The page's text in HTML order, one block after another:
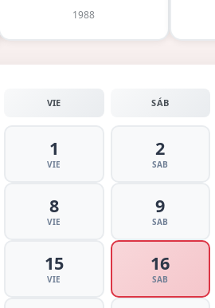
1988
VIE SÁB
1
VIE
2
SAB
8
VIE
9
SAB
15
VIE
16
SAB